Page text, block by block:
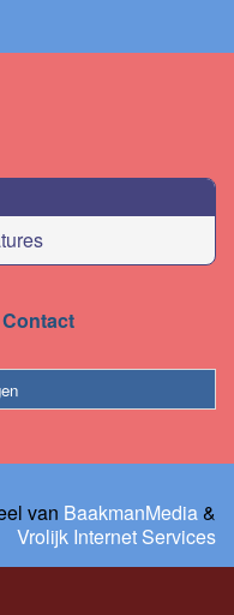
Contact
van BaakmanMedia&
Vrolijk Internet Services